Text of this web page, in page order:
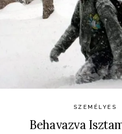
SZEMÉLYES
Behavazva